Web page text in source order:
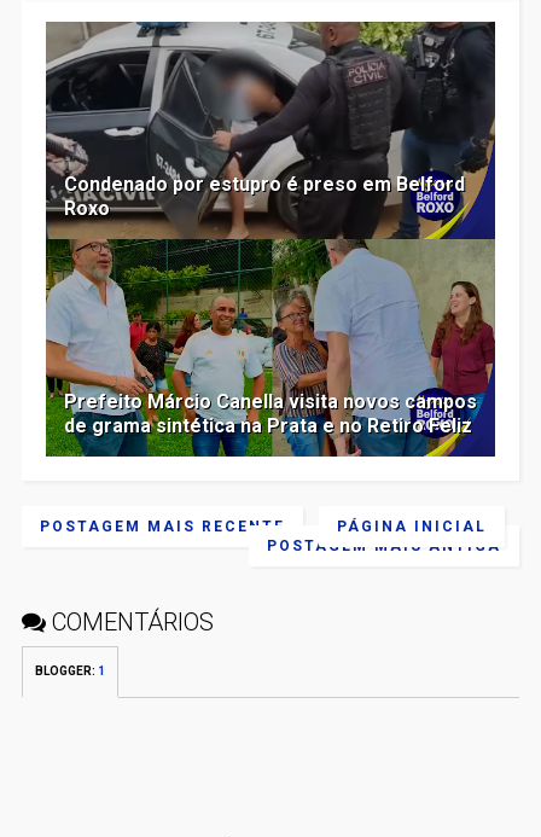
Condenado por estupro é preso em Belford
Roxo
Prefeito Márcio Canella visita novos campos
de grama sintética na Prata e no Retiro Feliz
POSTAGEM MAIS RECENTE
POSTAGEM MAIS ANTIGA
PÁGINA INICIAL
COMENTÁRIOS
BLOGGER: 1